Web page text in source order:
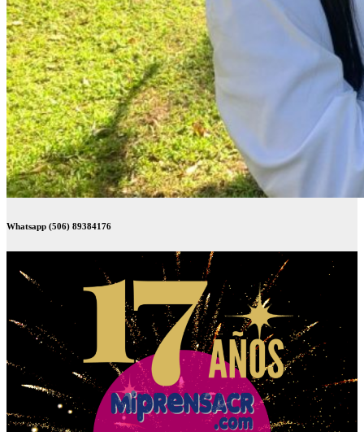
Whatsapp (506) 89384176